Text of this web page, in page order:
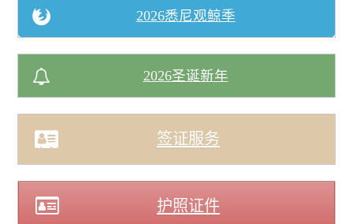
2026悉尼观鲸季
2026圣诞新年
签证服务
护照证件